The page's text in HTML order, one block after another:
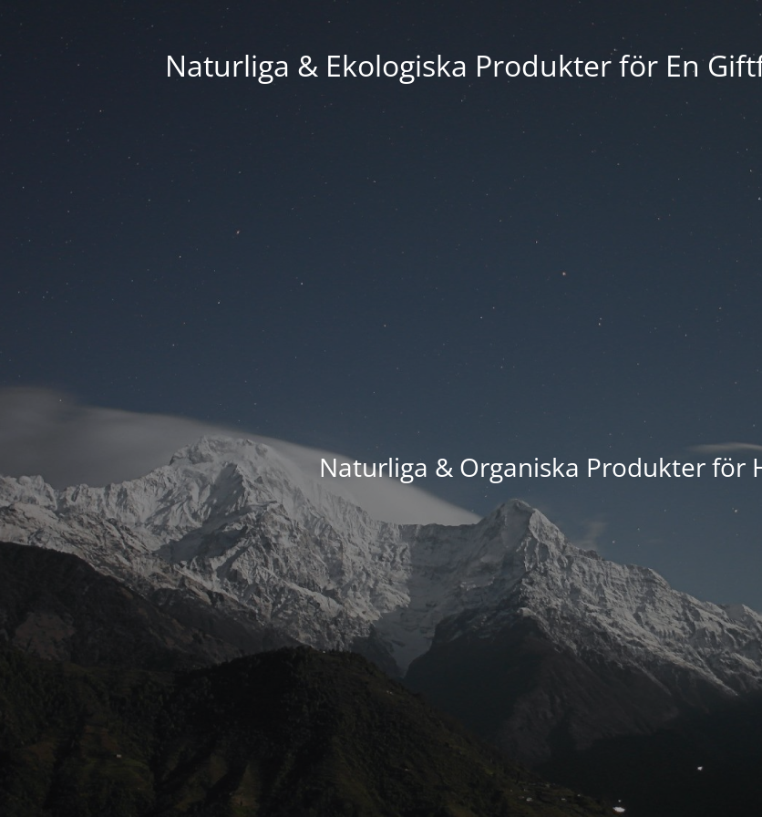
Naturliga & Ekologiska Produkter för En
Naturliga & Organiska Produkter för